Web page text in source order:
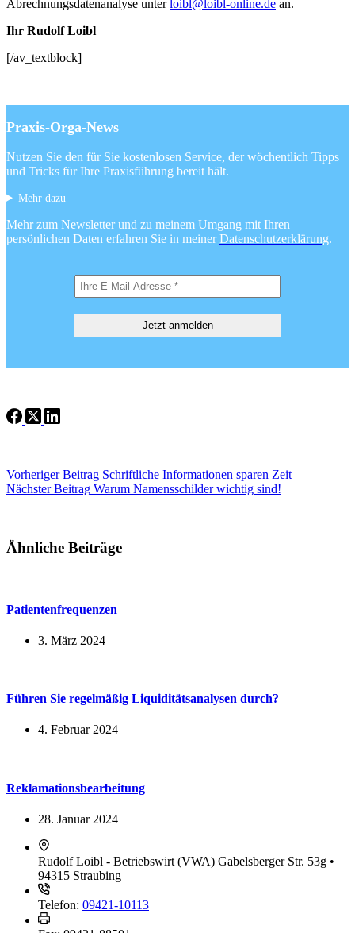
Abrechnungsdatenanalyse unterloibl@loibl-online.de an.
Ihr Rudolf Loibl
[/av_textblock]
Praxis-Orga-News
Nutzen Sie den für Sie kostenlosen Service, der wöchentlich Tipps
und Tricks für Ihre Praxisführung bereit hält.
Mehr dazu
Mehr zum Newsletter und zu meinem Umgang mit Ihren
persönlichen Daten erfahren Sie in meinerDatenschutzerklärung.
VorherigerBeitrag Schriftliche Informationen sparen Zeit
NächsterBeitrag Warum Namensschilder wichtig sind!
Ähnliche Beiträge
Patientenfrequenzen
3. März 2024
Führen Sie regelmäßig Liquiditätsanalysen durch?
4. Februar 2024
Reklamationsbearbeitung
28. Januar 2024
Rudolf Loibl - Betriebswirt (VWA) Gabelsberger Str. 53g •
94315 Straubing
Telefon: 09421-10113